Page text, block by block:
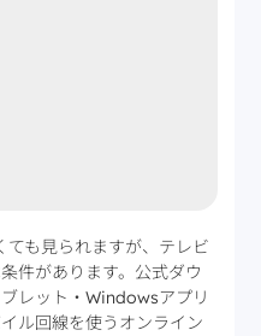
も見られますが、テレビ
件があります。公式ダウ
レット・Windowsアプリ
ル回線を使うオンライン